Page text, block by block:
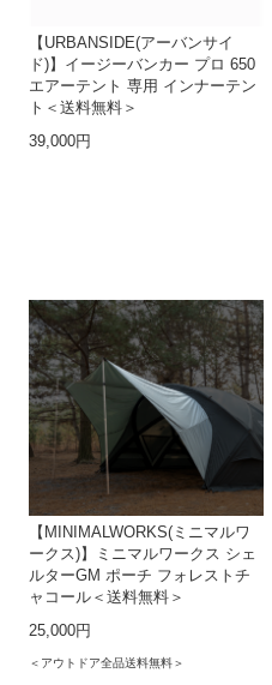
【URBANSIDE(アーバンサイ
ド)】イージーバンカー プロ 650
エアーテント 専用 インナーテン
ト＜送料無料＞
39,000円
【MINIMALWORKS(ミニマルワ
ークス)】ミニマルワークス シェ
ルターGM ポーチ フォレストチ
ャコール＜送料無料＞
25,000円
＜アウトドア全品送料無料＞